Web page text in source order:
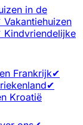
in de
Vakantiehuizen
Kindvriendelijke
Frankrijk✔
✔
Kroatië